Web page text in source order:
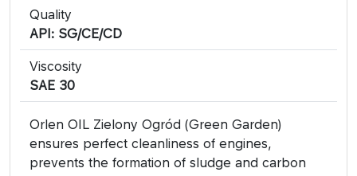
Quality
API: SG/CE/CD
Viscosity
SAE 30
Orlen OIL Zielony Ogród (Green Garden)
ensures perfect cleanliness of engines,
prevents the formation of sludge and carbon